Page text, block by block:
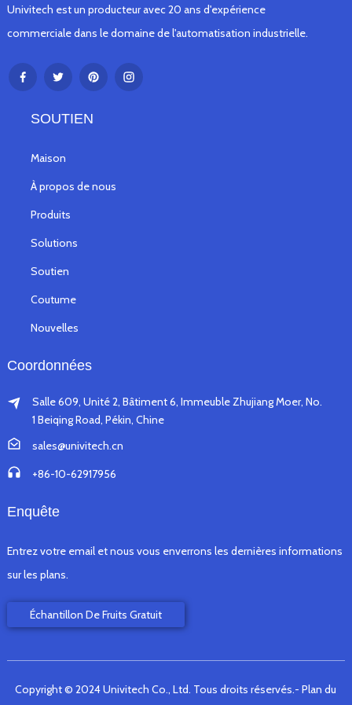
Univitech est un producteur avec 20 ans d'expérience
commerciale dans le domaine de l'automatisation industrielle.
SOUTIEN
Maison
À propos de nous
Produits
Solutions
Soutien
Coutume
Nouvelles
Coordonnées
Salle 609, Unité 2, Bâtiment 6, Immeuble Zhujiang Moer, No.
1 Beiqing Road, Pékin, Chine
sales@univitech.cn
+86-10-62917956
Enquête
Entrez votre email et nous vous enverrons les dernières informations
sur les plans.
Échantillon De Fruits Gratuit
Copyright © 2024 Univitech Co., Ltd. Tous droits réservés.- Plan du